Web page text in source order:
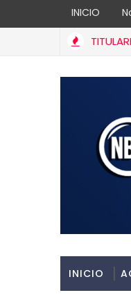
INICIO
INICIO